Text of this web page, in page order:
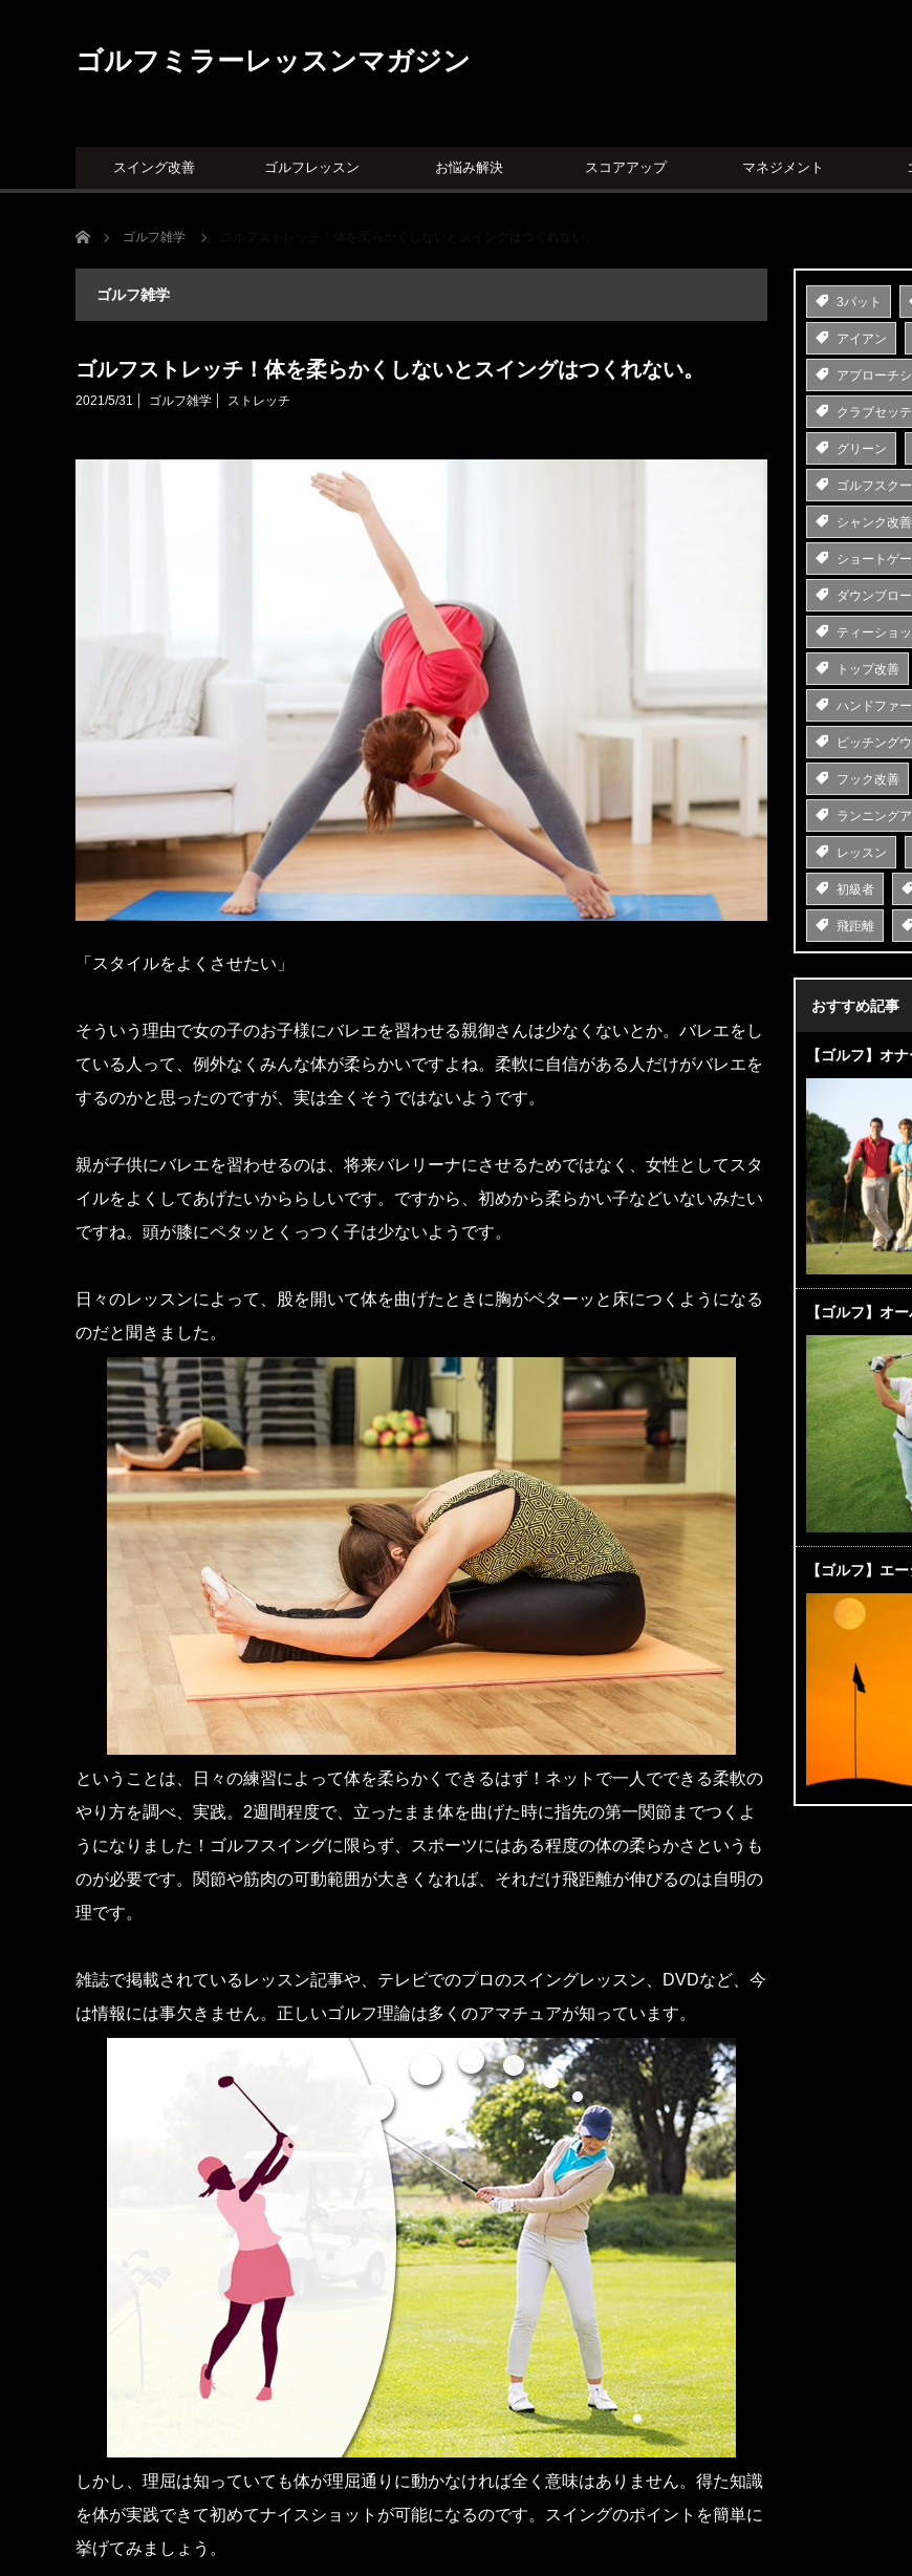
ゴルフミラーレッスンマガジン
スイング改善 ゴルフレッスン お悩み解決 スコアアップ マネジメント
ホーム ゴルフ雑学 ゴルフストレッチ！体を柔らかくしないとスイングはつくれない。
ゴルフ雑学
ゴルフストレッチ！体を柔らかくしないとスイングはつくれない。
2021/5/31 ゴルフ雑学 ストレッチ
「スタイルをよくさせたい」
そういう理由で女の子のお子様にバレエを習わせる親御さんは少なくないとか。バレエをし
ている人って、例外なくみんな体が柔らかいですよね。柔軟に自信がある人だけがバレエを
するのかと思ったのですが、実は全くそうではないようです。
親が子供にバレエを習わせるのは、将来バレリーナにさせるためではなく、女性としてスタ
イルをよくしてあげたいかららしいです。ですから、初めから柔らかい子などいないみたい
ですね。頭が膝にペタッとくっつく子は少ないようです。
日々のレッスンによって、股を開いて体を曲げたときに胸がペターッと床につくようになる
のだと聞きました。
ということは、日々の練習によって体を柔らかくできるはず！ネットで一人でできる柔軟の
やり方を調べ、実践。2週間程度で、立ったまま体を曲げた時に指先の第一関節までつくよ
うになりました！ゴルフスイングに限らず、スポーツにはある程度の体の柔らかさというも
のが必要です。関節や筋肉の可動範囲が大きくなれば、それだけ飛距離が伸びるのは自明の
理です。
雑誌で掲載されているレッスン記事や、テレビでのプロのスイングレッスン、DVDなど、今
は情報には事欠きません。正しいゴルフ理論は多くのアマチュアが知っています。
しかし、理屈は知っていても体が理屈通りに動かなければ全く意味はありません。得た知識
を体が実践できて初めてナイスショットが可能になるのです。スイングのポイントを簡単に
挙げてみましょう。
3パット
アイアン
アプローチ
クラブセッ
グリーン
ゴルフスク
シャンク改善
ショートゲ
ダウンブロー
ティーショッ
トップ改善
ハンドファ
ピッチング
フック改善
ランニング
レッスン
初級者
飛距離
おすすめ記事
【ゴルフ】オ
【ゴルフ】オ
【ゴルフ】エ